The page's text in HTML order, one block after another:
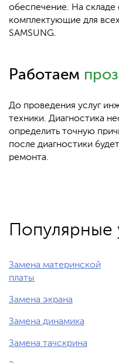
обеспечение. На складе
комплектующие для
SAMSUNG.
Работаем
До проведения услуг
техники. Диагностика
определить точную
после диагностики
ремонта.
Популярные
Замена материнской
платы
Замена экрана
Замена динамика
Замена тачскрина